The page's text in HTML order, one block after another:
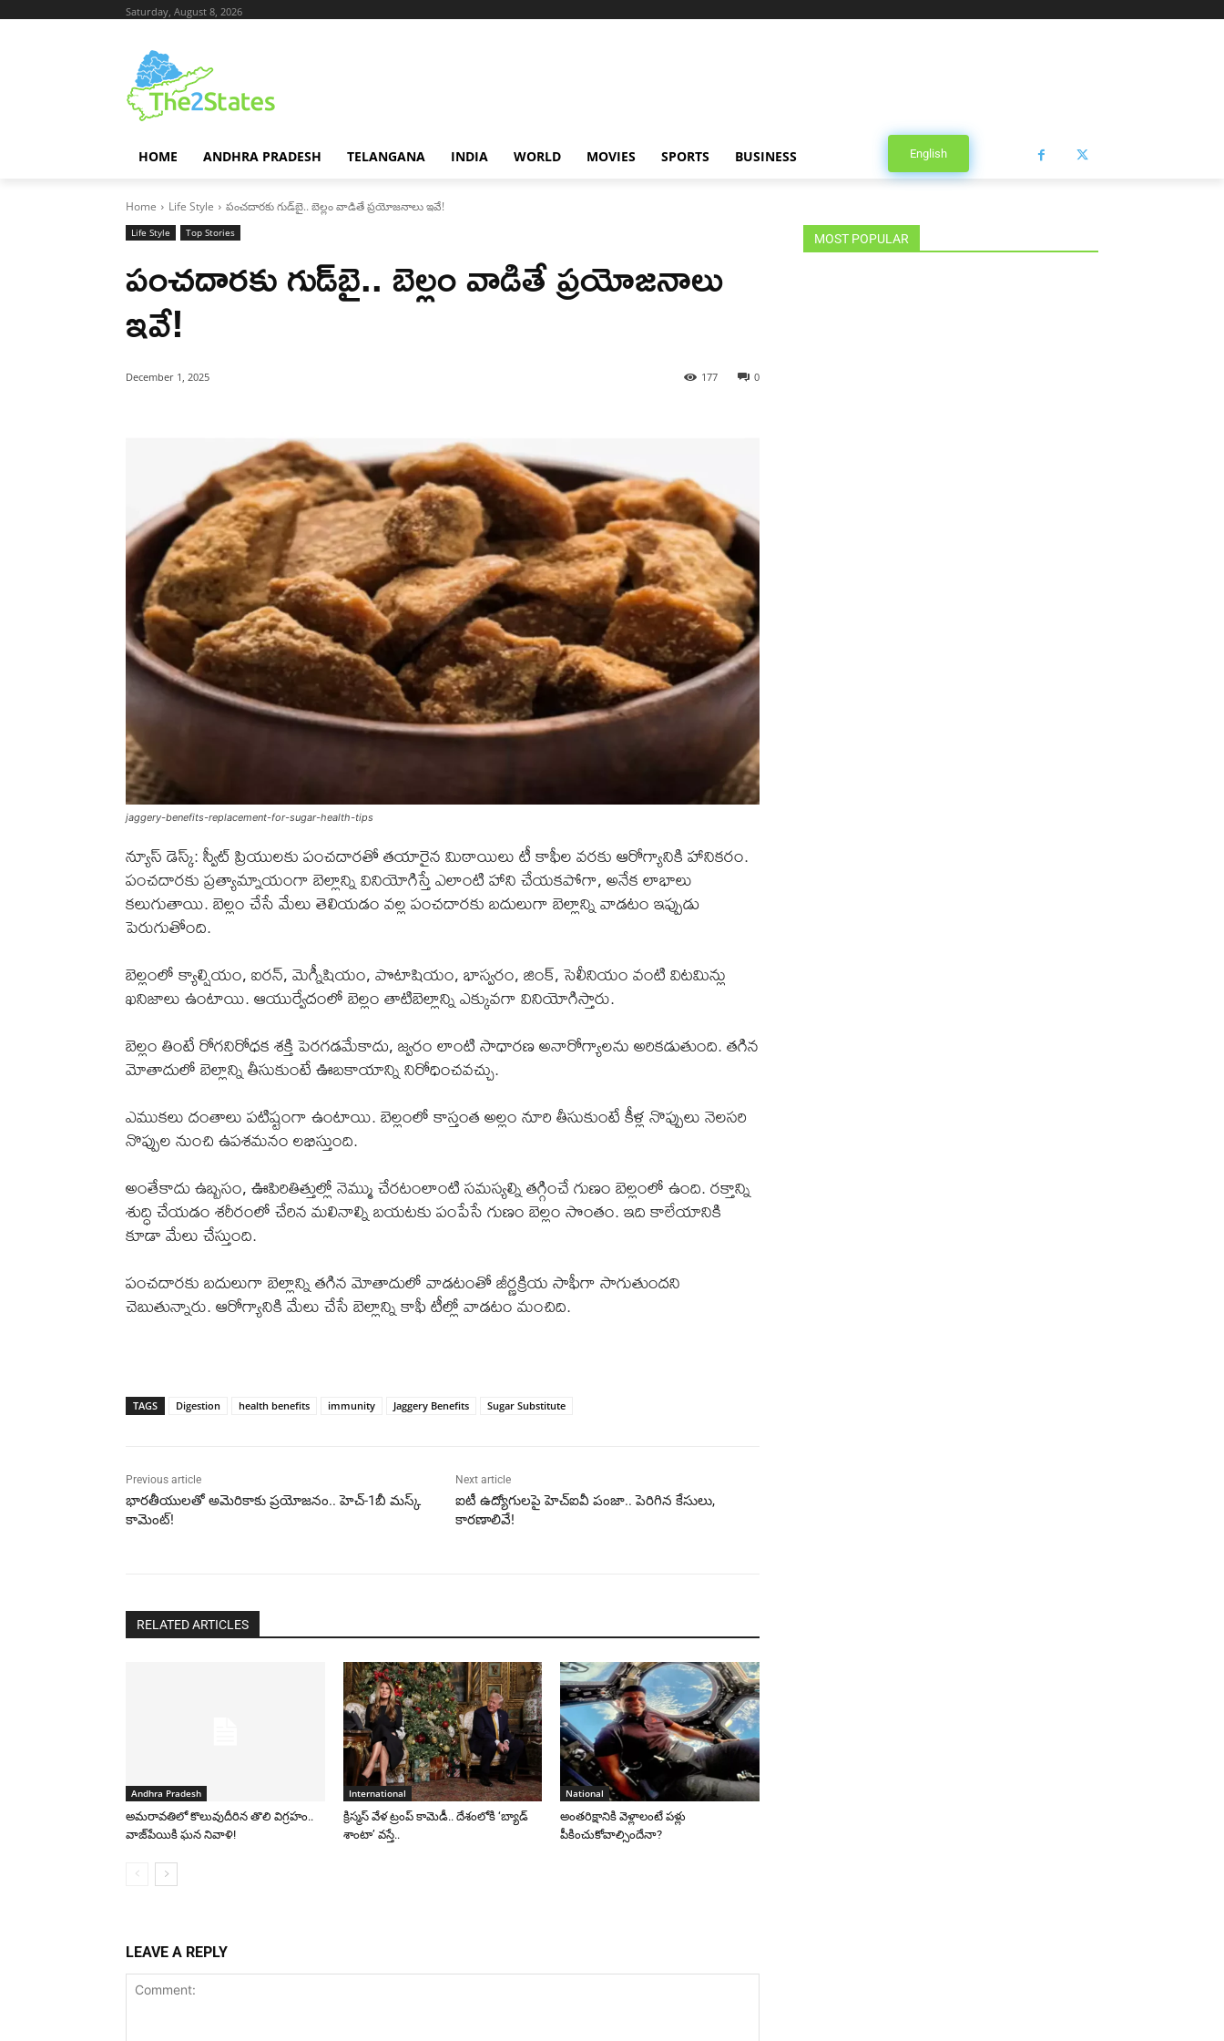
Saturday, August 8, 2026
HOME ANDHRA PRADESH TELANGANA INDIA WORLD MOVIES SPORTS BUSINESS English
Home Life Style పంచదారకు గుడ్‌బై.. బెల్లం వాడితే ప్రయోజనాలు ఇవే!
Life Style Top Stories
పంచదారకు గుడ్‌బై.. బెల్లం వాడితే ప్రయోజనాలు
ఇవే!
December 1, 2025 0
177
jaggery-benefits-replacement-for-sugar-health-tips
న్యూస్ డెస్క్: స్వీట్ ప్రియులకు పంచదారతో తయారైన మిఠాయిలు టీ కాఫీల వరకు ఆరోగ్యానికి హానికరం.
పంచదారకు ప్రత్యామ్నాయంగా బెల్లాన్ని వినియోగిస్తే ఎలాంటి హాని చేయకపోగా, అనేక లాభాలు
కలుగుతాయి. బెల్లం చేసే మేలు తెలియడం వల్ల పంచదారకు బదులుగా బెల్లాన్ని వాడటం ఇప్పుడు
పెరుగుతోంది.
బెల్లంలో క్యాల్షియం, ఐరన్, మెగ్నీషియం, పొటాషియం, భాస్వరం, జింక్, సెలీనియం వంటి విటమిన్లు
ఖనిజాలు ఉంటాయి. ఆయుర్వేదంలో బెల్లం తాటిబెల్లాన్ని ఎక్కువగా వినియోగిస్తారు.
బెల్లం తింటే రోగనిరోధక శక్తి పెరగడమేకాదు, జ్వరం లాంటి సాధారణ అనారోగ్యాలను అరికడుతుంది. తగిన
మోతాదులో బెల్లాన్ని తీసుకుంటే ఊబకాయాన్ని నిరోధించవచ్చు.
ఎముకలు దంతాలు పటిష్టంగా ఉంటాయి. బెల్లంలో కాస్తంత అల్లం నూరి తీసుకుంటే కీళ్ల నొప్పులు నెలసరి
నొప్పుల నుంచి ఉపశమనం లభిస్తుంది.
అంతేకాదు ఉబ్బసం, ఊపిరితిత్తుల్లో నెమ్ము చేరటంలాంటి సమస్యల్ని తగ్గించే గుణం బెల్లంలో ఉంది. రక్తాన్ని
శుద్ధి చేయడం శరీరంలో చేరిన మలినాల్ని బయటకు పంపేసే గుణం బెల్లం సొంతం. ఇది కాలేయానికి
కూడా మేలు చేస్తుంది.
పంచదారకు బదులుగా బెల్లాన్ని తగిన మోతాదులో వాడటంతో జీర్ణక్రియ సాఫీగా సాగుతుందని
చెబుతున్నారు. ఆరోగ్యానికి మేలు చేసే బెల్లాన్ని కాఫీ టీల్లో వాడటం మంచిది.
TAGS Digestion health benefits immunity Jaggery Benefits Sugar Substitute
Previous article
భారతీయులతో అమెరికాకు ప్రయోజనం.. హెచ్-1బీ మస్క్
కామెంట్!
Next article
ఐటీ ఉద్యోగులపై హెచ్‌ఐవీ పంజా.. పెరిగిన కేసులు,
కారణాలివే!
RELATED ARTICLES
Andhra Pradesh
అమరావతిలో కొలువుదీరిన తొలి విగ్రహం..
వాజ్‌పేయికి ఘన నివాళి!
International
క్రిస్మస్ వేళ ట్రంప్ కామెడీ.. దేశంలోకి ‘బ్యాడ్
శాంటా’ వస్తే..
National
అంతరిక్షానికి వెళ్లాలంటే పళ్లు
పీకించుకోవాల్సిందేనా?
LEAVE A REPLY
MOST POPULAR